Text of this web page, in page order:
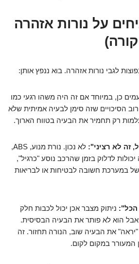
על נורות אזהרה
לגבי נורות אזהרה. בוא ננפץ אותן:
כן, במיוחד אם זה היה משהו רגעי כמו
הסיכויים שזה סימן לבעיה אמיתית שלא
רק תחמיר את הבעיה בטווח הארוך.
זה לא רציני":
לא נכון. נורת מנוע, ABS,
יכולות לדלוק בזמן שהרכב נוסע "כרגיל",
במערכת חשובה לבטיחות או לבריאות
הכל": ניתוק מצבר אכן יכול לכבות חלק
אבל הוא לא פותר את הבעיה הבסיסית.
את הבעיה שוב, הנורה תחזור. זה
המעורר במקום לקום.